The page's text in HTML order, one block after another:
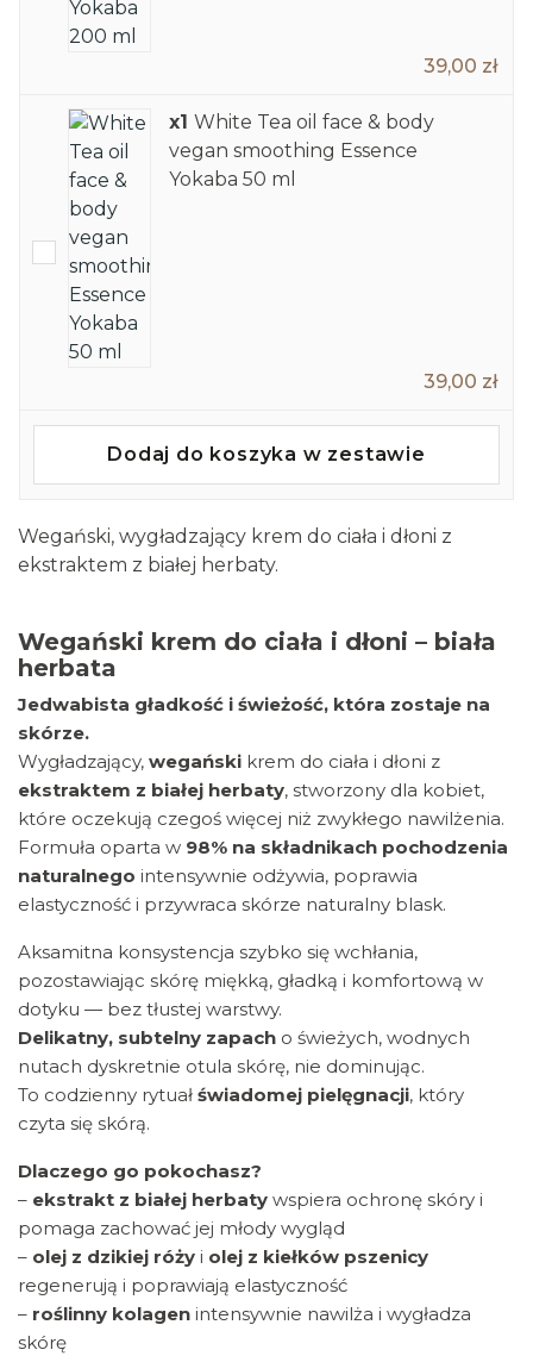
Wegański, wygładzający krem do ciała i dłoni z
ekstraktem z białej herbaty.
Wegański krem do ciała i dłoni – biała
herbata
Jedwabista gładkość i świeżość, która zostaje na
skórze.
Wygładzający, wegański krem do ciała i dłoni z
ekstraktem z białej herbaty, stworzony dla kobiet,
które oczekują czegoś więcej niż zwykłego nawilżenia.
Formuła oparta w 98% na składnikach pochodzenia
naturalnego intensywnie odżywia, poprawia
elastyczność i przywraca skórze naturalny blask.
Aksamitna konsystencja szybko się wchłania,
pozostawiając skórę miękką, gładką i komfortową w
dotyku — bez tłustej warstwy.
Delikatny, subtelny zapach o świeżych, wodnych
nutach dyskretnie otula skórę, nie dominując.
To codzienny rytuał świadomej pielęgnacji, który
czyta się skórą.
Dlaczego go pokochasz?
– ekstrakt z białej herbaty wspiera ochronę skóry i
pomaga zachować jej młody wygląd
– olej z dzikiej róży i olej z kiełków pszenicy
regenerują i poprawiają elastyczność
– roślinny kolagen intensywnie nawilża i wygładza
skórę
39,00 zł
x1 White Tea oil face & body
vegan smoothing Essence
Yokaba 50 ml
39,00 zł
Dodaj do koszyka w zestawie